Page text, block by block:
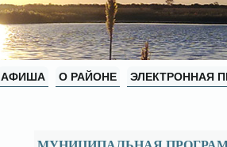
АФИША О РАЙОНЕ ЭЛЕКТРОННАЯ